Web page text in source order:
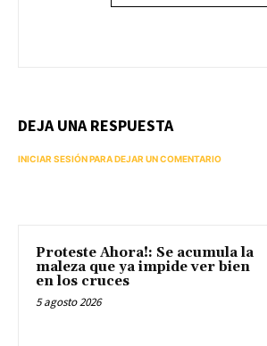
DEJA UNA RESPUESTA
INICIAR SESIÓN PARA DEJAR UN COMENTARIO
Proteste Ahora!: Se acumula la
maleza que ya impide ver bien
en los cruces
5 agosto 2026